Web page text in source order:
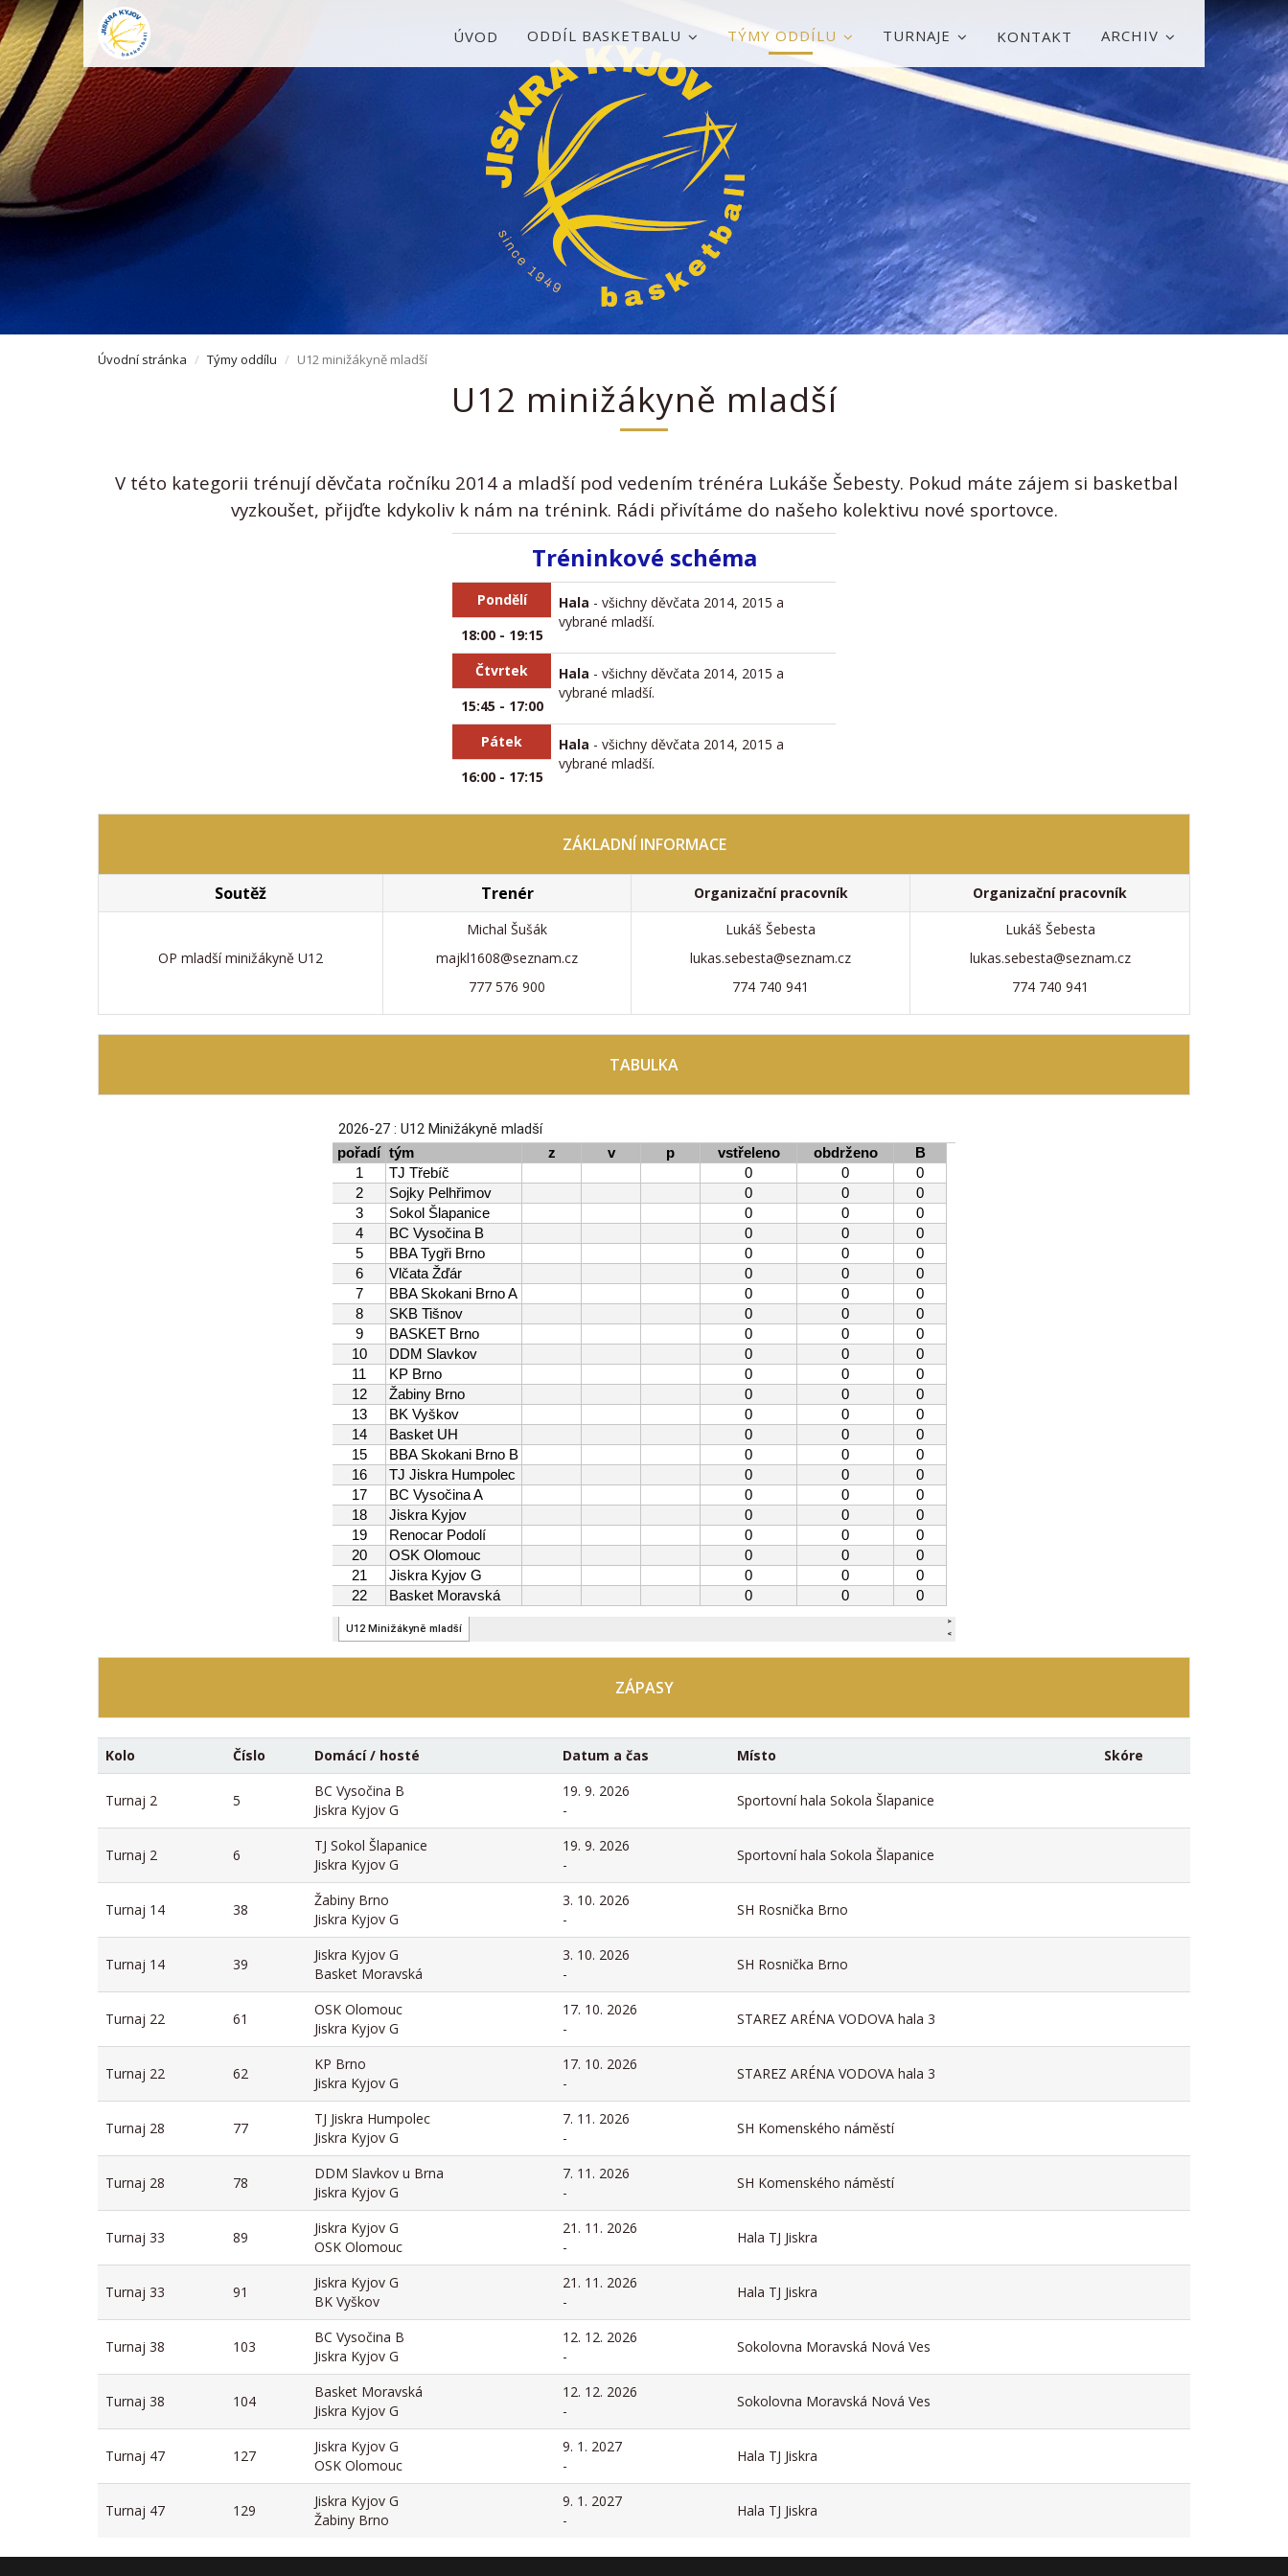
ÚVOD ODDÍL BASKETBALU TÝMY ODDÍLU TURNAJE KONTAKT ARCHIV
Úvodní stránka Týmy oddílu U12 minižákyně mladší
U12 minižákyně mladší
V této kategorii trénují děvčata ročníku 2014 a mladší pod vedením trénéra Lukáše Šebesty. Pokud máte zájem si basketbal
vyzkoušet, přijďte kdykoliv k nám na trénink. Rádi přivítáme do našeho kolektivu nové sportovce.
Tréninkové schéma
Pondělí Hala - všichny děvčata 2014, 2015 a
vybrané mladší.
18:00 - 19:15
Čtvrtek
Hala - všichny děvčata 2014, 2015 a
vybrané mladší.
15:45 - 17:00
Pátek
Hala - všichny děvčata 2014, 2015 a
vybrané mladší.
16:00 - 17:15
ZÁKLADNÍ INFORMACE
Soutěž Trenér Organizační pracovník Organizační pracovník
OP mladší minižákyně U12
Michal Šušák
majkl1608@seznam.cz
777 576 900
Lukáš Šebesta
lukas.sebesta@seznam.cz
774 740 941
Lukáš Šebesta
lukas.sebesta@seznam.cz
774 740 941
TABULKA
ZÁPASY
Kolo Číslo Domácí / hosté Datum a čas Místo Skóre
Turnaj 2 5
BC Vysočina B
Jiskra Kyjov G
19. 9. 2026
-
Sportovní hala Sokola Šlapanice
Turnaj 2 6
TJ Sokol Šlapanice
Jiskra Kyjov G
19. 9. 2026
-
Sportovní hala Sokola Šlapanice
Turnaj 14 38
Žabiny Brno
Jiskra Kyjov G
3. 10. 2026
-
SH Rosnička Brno
Turnaj 14 39
Jiskra Kyjov G
Basket Moravská
3. 10. 2026
-
SH Rosnička Brno
Turnaj 22 61
OSK Olomouc
Jiskra Kyjov G
17. 10. 2026
-
STAREZ ARÉNA VODOVA hala 3
Turnaj 22 62
KP Brno
Jiskra Kyjov G
17. 10. 2026
-
STAREZ ARÉNA VODOVA hala 3
Turnaj 28 77
TJ Jiskra Humpolec
Jiskra Kyjov G
7. 11. 2026
-
SH Komenského náměstí
Turnaj 28 78
DDM Slavkov u Brna
Jiskra Kyjov G
7. 11. 2026
-
SH Komenského náměstí
Turnaj 33 89
Jiskra Kyjov G
OSK Olomouc
21. 11. 2026
-
Hala TJ Jiskra
Turnaj 33 91
Jiskra Kyjov G
BK Vyškov
21. 11. 2026
-
Hala TJ Jiskra
Turnaj 38 103
BC Vysočina B
Jiskra Kyjov G
12. 12. 2026
-
Sokolovna Moravská Nová Ves
Turnaj 38 104
Basket Moravská
Jiskra Kyjov G
12. 12. 2026
-
Sokolovna Moravská Nová Ves
Turnaj 47 127
Jiskra Kyjov G
OSK Olomouc
9. 1. 2027
-
Hala TJ Jiskra
Turnaj 47 129
Jiskra Kyjov G
Žabiny Brno
9. 1. 2027
-
Hala TJ Jiskra